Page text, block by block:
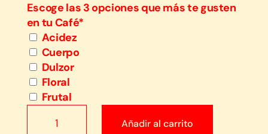
Escoge las 3 opciones que más te gusten
en tu Café*
Acidez
Cuerpo
Dulzor
Floral
Frutal
cantidad
Añadir al carrito